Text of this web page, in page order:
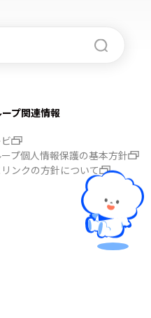
プ関連情報
プ個人情報保護の基本方針
ンクの方針について